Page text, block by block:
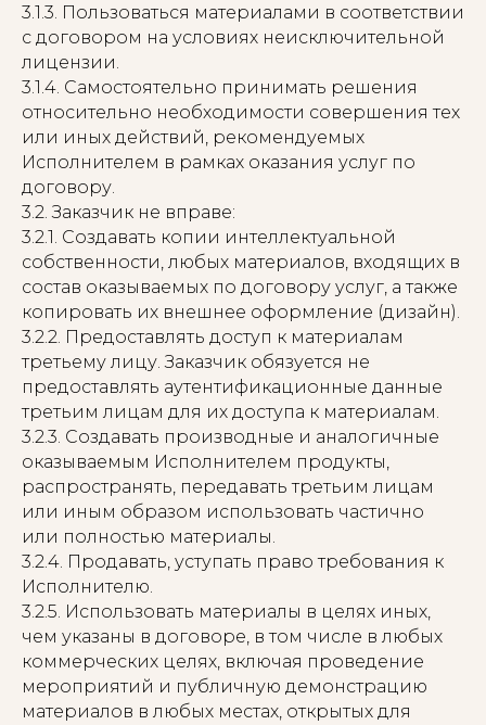
3.1.3. Пользоваться материалами в соответствии
с договором на условиях неисключительной
лицензии.
3.1.4. Самостоятельно принимать решения
относительно необходимости совершения тех
или иных действий, рекомендуемых
Исполнителем в рамках оказания услуг по
договору.
3.2. Заказчик не вправе:
3.2.1. Создавать копии интеллектуальной
собственности, любых материалов, входящих в
состав оказываемых по договору услуг, а также
копировать их внешнее оформление (дизайн).
3.2.2. Предоставлять доступ к материалам
третьему лицу. Заказчик обязуется не
предоставлять аутентификационные данные
третьим лицам для их доступа к материалам.
3.2.3. Создавать производные и аналогичные
оказываемым Исполнителем продукты,
распространять, передавать третьим лицам
или иным образом использовать частично
или полностью материалы.
3.2.4. Продавать, уступать право требования к
Исполнителю.
3.2.5. Использовать материалы в целях иных,
чем указаны в договоре, в том числе в любых
коммерческих целях, включая проведение
мероприятий и публичную демонстрацию
материалов в любых местах, открытых для